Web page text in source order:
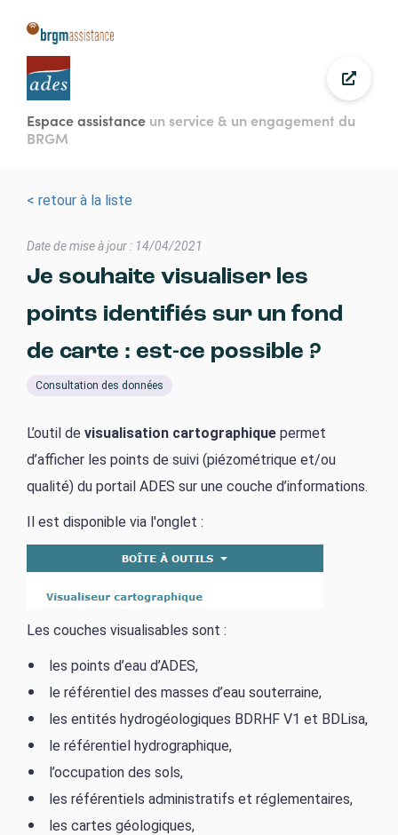
principal
Espace assistance un service & un engagement du
BRGM
< retour à la liste
Date de mise à jour : 14/04/2021
Je souhaite visualiser les
points identifiés sur un fond
de carte : est-ce possible ?
Consultation des données
L’outil de visualisation cartographique permet
d’afficher les points de suivi (piézométrique et/ou
qualité) du portail ADES sur une couche d’informations.
Il est disponible via l'onglet :
Les couches visualisables sont :
les points d’eau d’ADES,
le référentiel des masses d’eau souterraine,
les entités hydrogéologiques BDRHF V1 et BDLisa,
le référentiel hydrographique,
l’occupation des sols,
les référentiels administratifs et réglementaires,
les cartes géologiques,